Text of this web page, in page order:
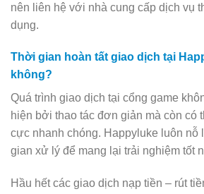
nên liên hệ với nhà cung cấp dịch vụ
dụng.
Thời gian hoàn tất giao dịch tại
không?
Quá trình giao dịch tại cổng game
hiện bởi thao tác đơn giản mà còn có
cực nhanh chóng. Happyluke luôn nỗ
gian xử lý để mang lại trải nghiệm tốt
Hầu hết các giao dịch nạp tiền – rút